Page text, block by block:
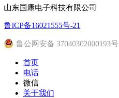
山东国康电子科技有限公司
鲁ICP备16021555号-21
鲁公网安备 37040302000193号
首页
电话
微信
关于我们